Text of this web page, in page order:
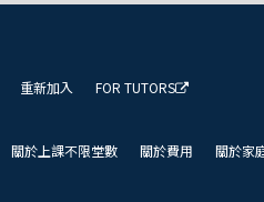
重新加入 FOR TUTORS
關於上課不限堂數 關於費用 關於家